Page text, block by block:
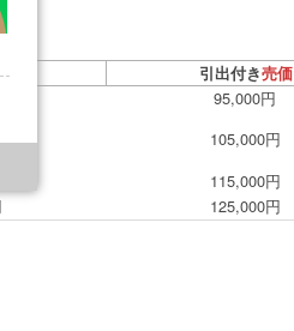
引出付き売価
95,000円
105,000円
115,000円
125,000円